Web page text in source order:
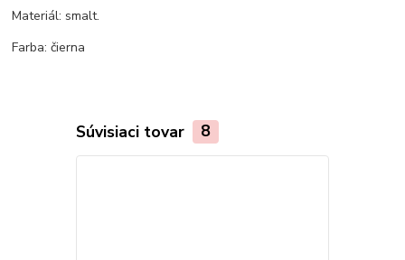
Materiál: smalt.
Farba: čierna
Súvisiaci tovar 8